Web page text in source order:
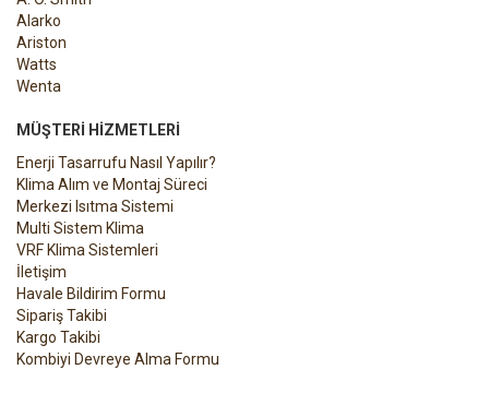
Alarko
Ariston
Watts
Wenta
MÜŞTERI HIZMETLERI
Enerji Tasarrufu Nasıl Yapılır?
Klima Alım ve Montaj Süreci
Merkezi Isıtma Sistemi
Multi Sistem Klima
VRF Klima Sistemleri
İletişim
Havale Bildirim Formu
Sipariş Takibi
Kargo Takibi
Kombiyi Devreye Alma Formu